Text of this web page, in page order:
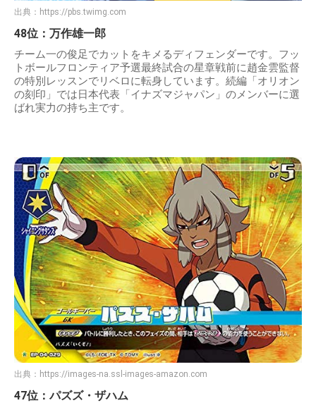
出典： https://pbs.twimg.com
48位：万作雄一郎
チーム一の俊足でカットをキメるディフェンダーです。フッ
トボールフロンティア予選最終試合の星章戦前に趙金雲監督
の特別レッスンでリベロに転身しています。続編「オリオン
の刻印」では日本代表「イナズマジャパン」のメンバーに選
ばれ実力の持ち主です。
出典： https://images-na.ssl-images-amazon.com
47位：パズズ・ザハム